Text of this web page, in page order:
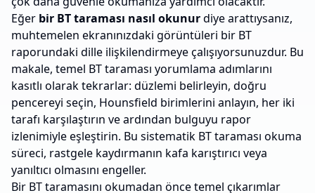
Eğer bir BT taraması nasıl okunurdiye arattıysanız,
muhtemelen ekranınızdaki görüntüleri bir BT
raporundaki dille ilişkilendirmeye çalışıyorsunuzdur. Bu
makale, temel BT taraması yorumlama adımlarını
kasıtlı olarak tekrarlar: düzlemi belirleyin, doğru
pencereyi seçin, Hounsfield birimlerini anlayın, her iki
tarafı karşılaştırın ve ardından bulguyu rapor
izlenimiyle eşleştirin. Bu sistematik BT taraması okuma
süreci, rastgele kaydırmanın kafa karıştırıcı veya
yanıltıcı olmasını engeller.
Bir BT taramasını okumadan önce temel çıkarımlar